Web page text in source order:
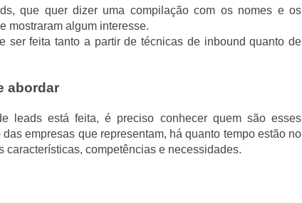
que quer dizer uma compilação com os nomes e os
mostraram algum interesse.
ser feita tanto a partir de técnicas de inbound quanto de
abordar
leads está feita, é preciso conhecer quem são esses
empresas que representam, há quanto tempo estão no
características, competências e necessidades.